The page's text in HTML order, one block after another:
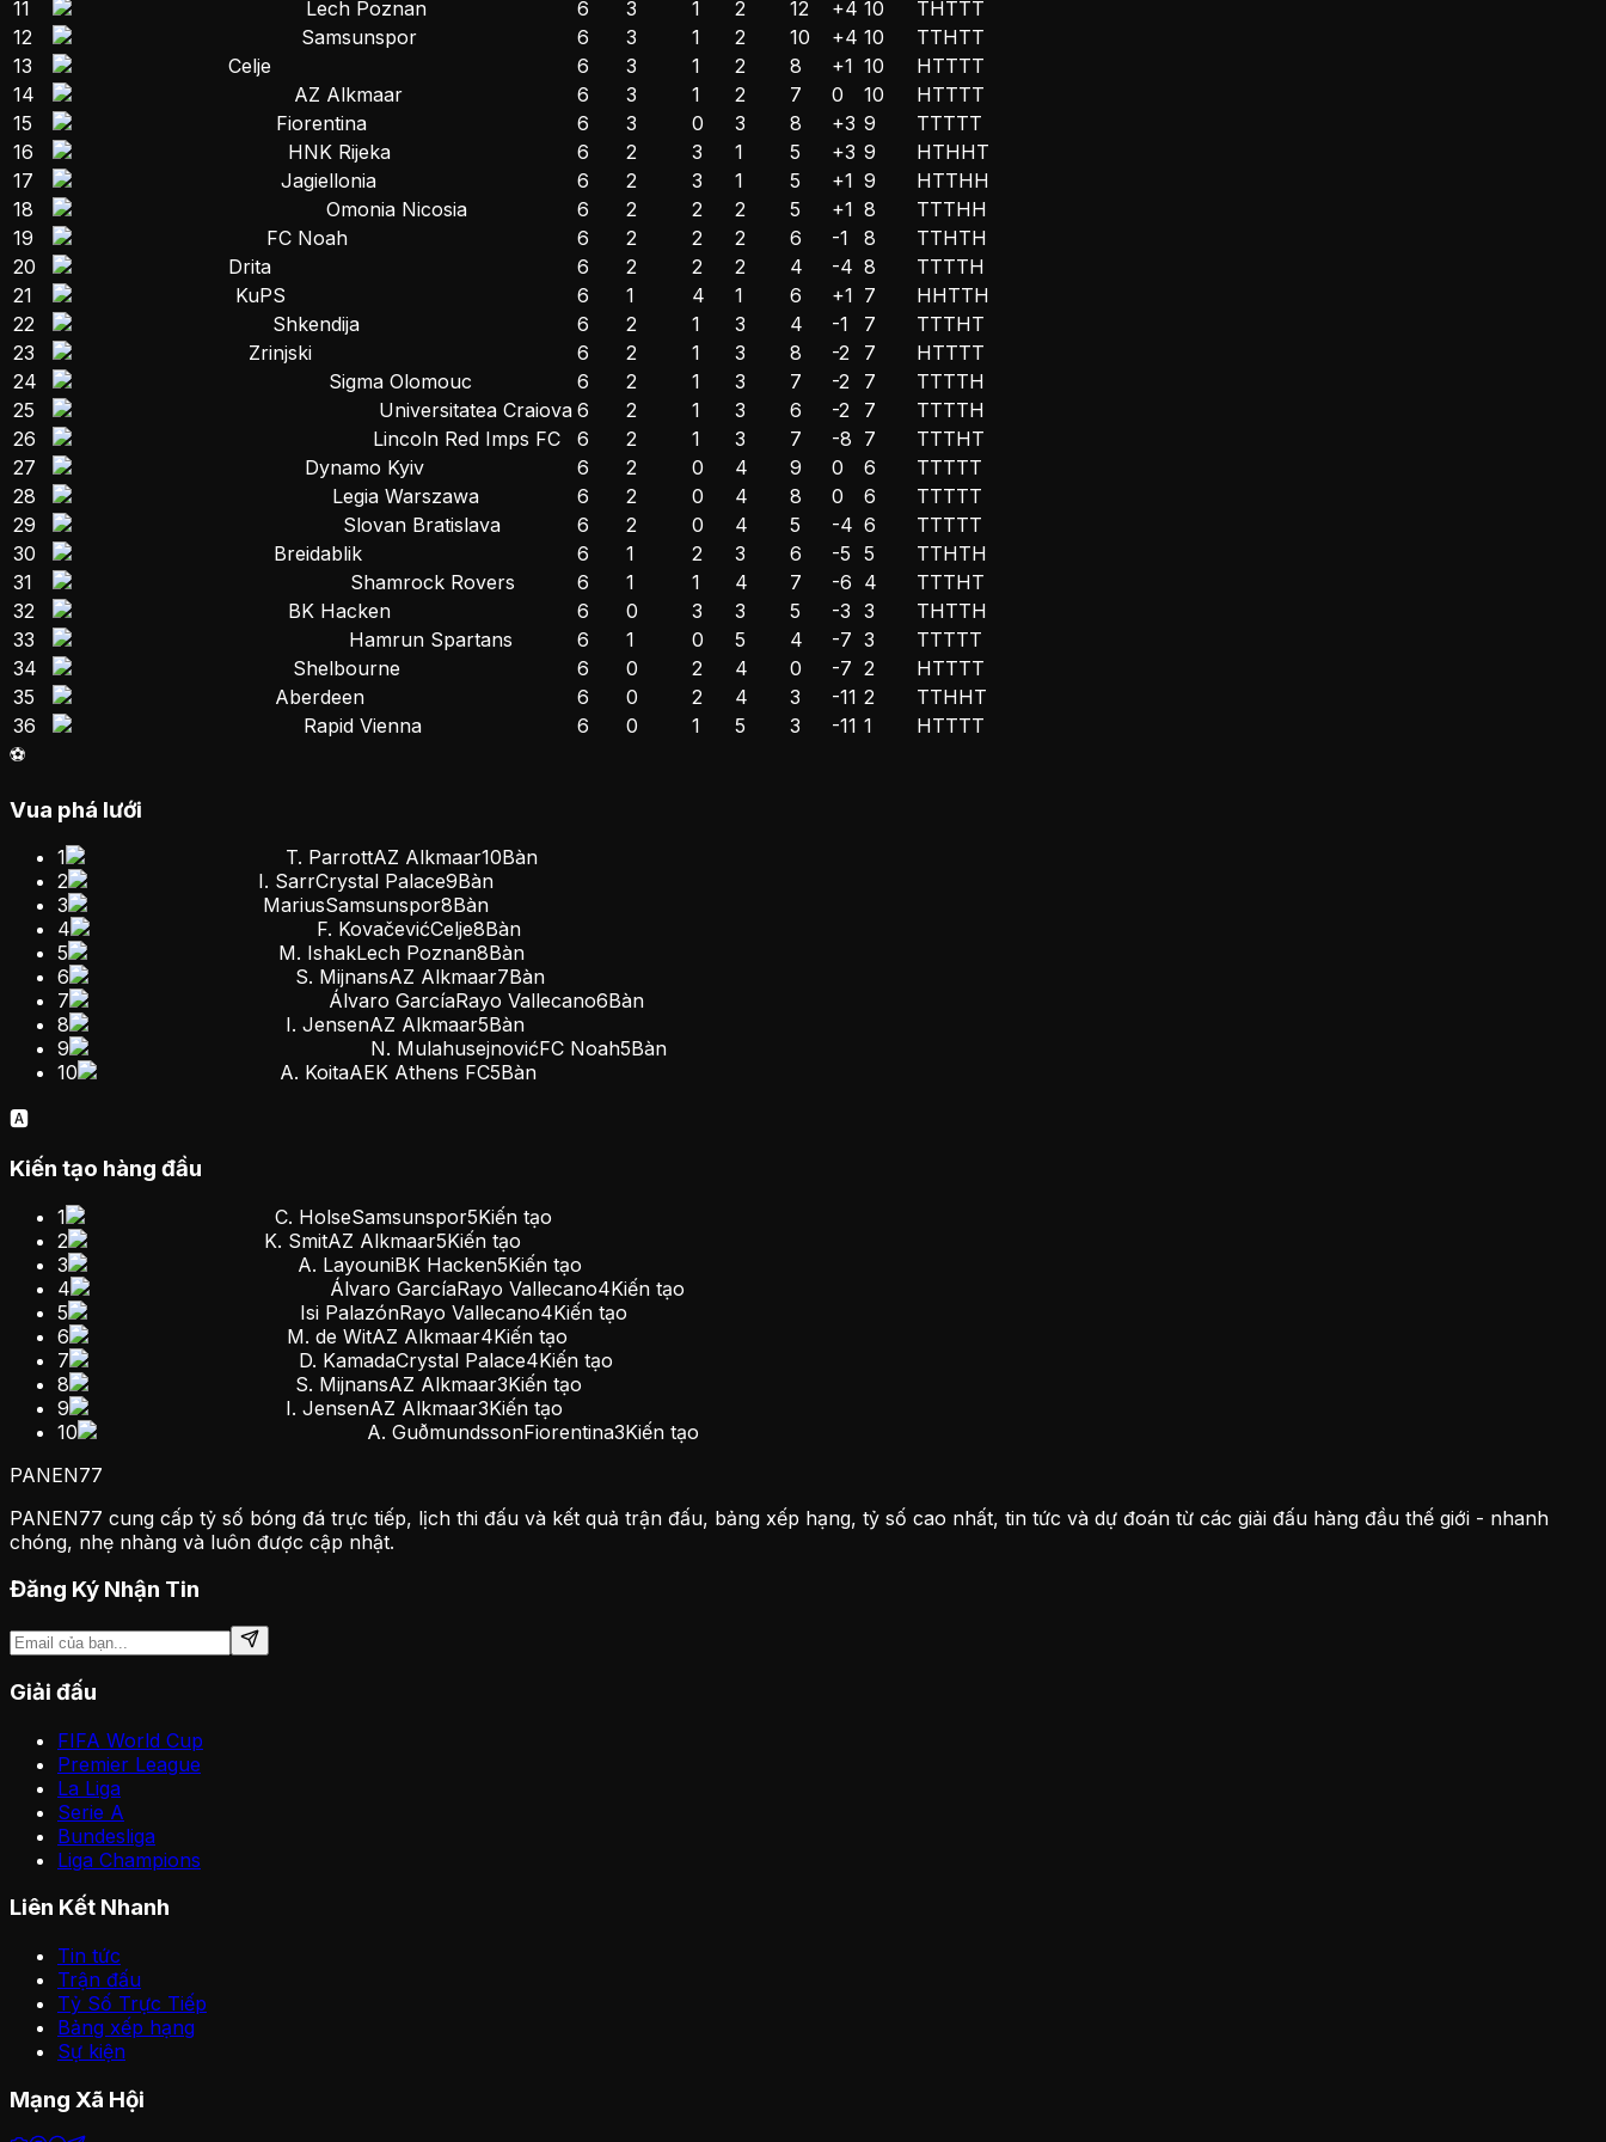
11
Lech Poznan 6 3 1 2 12 +4 10 THTTT
12
Samsunspor 6 3 1 2 10 +4 10 TTHTT
13
Celje 6 3 1 2 8 +1 10 HTTTT
14
AZ Alkmaar 6 3 1 2 7 0 10 HTTTT
15
Fiorentina 6 3 0 3 8 +3 9 TTTTT
16
HNK Rijeka 6 2 3 1 5 +3 9 HTHHT
17
Jagiellonia 6 2 3 1 5 +1 9 HTTHH
18
Omonia Nicosia 6 2 2 2 5 +1 8 TTTHH
19
FC Noah 6 2 2 2 6 -1 8 TTHTH
20
Drita 6 2 2 2 4 -4 8 TTTTH
21
KuPS 6 1 4 1 6 +1 7 HHTTH
22
Shkendija 6 2 1 3 4 -1 7 TTTHT
23
Zrinjski 6 2 1 3 8 -2 7 HTTTT
24
Sigma Olomouc 6 2 1 3 7 -2 7 TTTTH
25
Universitatea Craiova 6 2 1 3 6 -2 7 TTTTH
26
Lincoln Red Imps FC 6 2 1 3 7 -8 7 TTTHT
27
Dynamo Kyiv 6 2 0 4 9 0 6 TTTTT
28
Legia Warszawa 6 2 0 4 8 0 6 TTTTT
29
Slovan Bratislava 6 2 0 4 5 -4 6 TTTTT
30
Breidablik 6 1 2 3 6 -5 5 TTHTH
31
Shamrock Rovers 6 1 1 4 7 -6 4 TTTHT
32
BK Hacken 6 0 3 3 5 -3 3 THTTH
33
Hamrun Spartans 6 1 0 5 4 -7 3 TTTTT
34
Shelbourne 6 0 2 4 0 -7 2 HTTTT
35
Aberdeen 6 0 2 4 3 -11 2 TTHHT
36
Rapid Vienna 6 0 1 5 3 -11 1 HTTTT
⚽
Vua phá lưới
1 T. ParrottAZ Alkmaar10Bàn
2
I. SarrCrystal Palace9Bàn
3
MariusSamsunspor8Bàn
4
F. KovačevićCelje8Bàn
5
M. IshakLech Poznan8Bàn
6
S. MijnansAZ Alkmaar7Bàn
7
Álvaro GarcíaRayo Vallecano6Bàn
8
I. JensenAZ Alkmaar5Bàn
9
N. MulahusejnovićFC Noah5Bàn
10
A. KoitaAEK Athens FC5Bàn
🅰️
Kiến tạo hàng đầu
1 C. HolseSamsunspor5Kiến tạo
2
K. SmitAZ Alkmaar5Kiến tạo
3
A. LayouniBK Hacken5Kiến tạo
4
Álvaro GarcíaRayo Vallecano4Kiến tạo
5
Isi PalazónRayo Vallecano4Kiến tạo
6
M. de WitAZ Alkmaar4Kiến tạo
7
D. KamadaCrystal Palace4Kiến tạo
8
S. MijnansAZ Alkmaar3Kiến tạo
9
I. JensenAZ Alkmaar3Kiến tạo
10
A. GuðmundssonFiorentina3Kiến tạo
PANEN77
PANEN77 cung cấp tỷ số bóng đá trực tiếp, lịch thi đấu và kết quả trận đấu, bảng xếp hạng, tỷ số cao nhất, tin tức và dự đoán từ các giải đấu hàng đầu thế giới - nhanh
chóng, nhẹ nhàng và luôn được cập nhật.
Đăng Ký Nhận Tin
Giải đấu
FIFA World Cup
Premier League
La Liga
Serie A
Bundesliga
Liga Champions
Liên Kết Nhanh
Tin tức
Trận đấu
Tỷ Số Trực Tiếp
Bảng xếp hạng
Sự kiện
Mạng Xã Hội